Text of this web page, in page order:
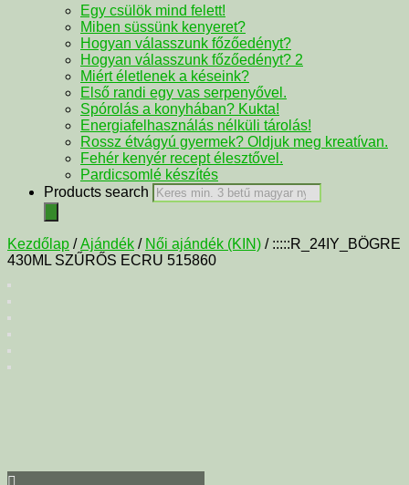
Egy csülök mind felett!
Miben süssünk kenyeret?
Hogyan válasszunk főzőedényt?
Hogyan válasszunk főzőedényt? 2
Miért életlenek a késeink?
Első randi egy vas serpenyővel.
Spórolás a konyhában? Kukta!
Energiafelhasználás nélküli tárolás!
Rossz étvágyú gyermek? Oldjuk meg kreatívan.
Fehér kenyér recept élesztővel.
Pardicsomlé készítés
Products search
Kezdőlap /Ajándék / Női ajándék (KIN) / :::::R_24IY_BÖGRE
430ML SZŰRŐS ECRU 515860